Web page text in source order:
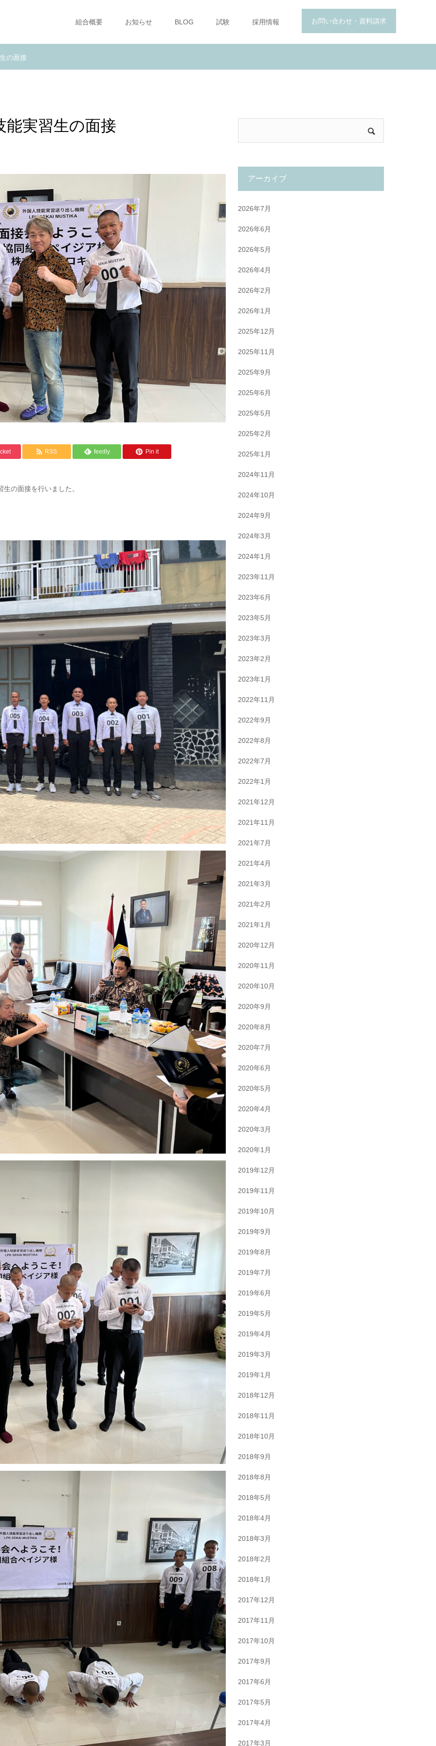
お問い合わせ・資料請求
組合概要 お知らせ BLOG 試験 採用情報
の面接
実習生の面接
RSS feedly Pin it
の面接を行いました。
アーカイブ
2026年7月
2026年6月
2026年5月
2026年4月
2026年2月
2026年1月
2025年12月
2025年11月
2025年9月
2025年6月
2025年5月
2025年2月
2025年1月
2024年11月
2024年10月
2024年9月
2024年3月
2024年1月
2023年11月
2023年6月
2023年5月
2023年3月
2023年2月
2023年1月
2022年11月
2022年9月
2022年8月
2022年7月
2022年1月
2021年12月
2021年11月
2021年7月
2021年4月
2021年3月
2021年2月
2021年1月
2020年12月
2020年11月
2020年10月
2020年9月
2020年8月
2020年7月
2020年6月
2020年5月
2020年4月
2020年3月
2020年1月
2019年12月
2019年11月
2019年10月
2019年9月
2019年8月
2019年7月
2019年6月
2019年5月
2019年4月
2019年3月
2019年1月
2018年12月
2018年11月
2018年10月
2018年9月
2018年8月
2018年5月
2018年4月
2018年3月
2018年2月
2018年1月
2017年12月
2017年11月
2017年10月
2017年9月
2017年6月
2017年5月
2017年4月
2017年3月